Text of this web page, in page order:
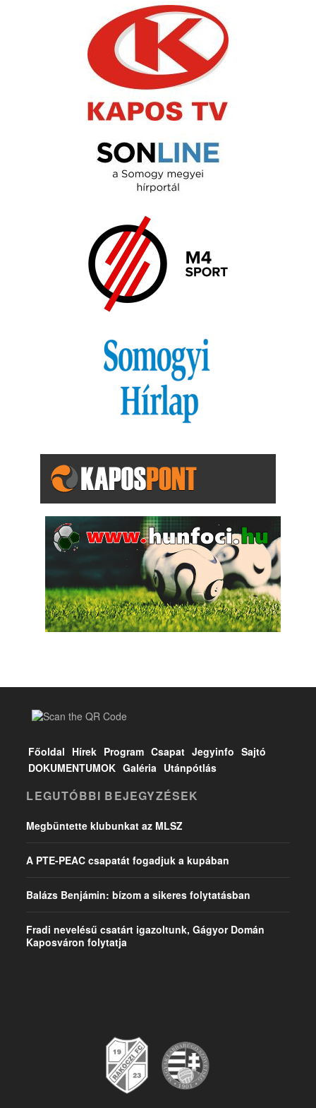
Főoldal Hírek Program Csapat Jegyinfo Sajtó
DOKUMENTUMOK Galéria Utánpótlás
LEGUTÓBBI BEJEGYZÉSEK
Megbüntette klubunkat az MLSZ
A PTE-PEAC csapatát fogadjuk a kupában
Balázs Benjámin: bízom a sikeres folytatásban
Fradi nevelésű csatárt igazoltunk, Gágyor Domán
Kaposváron folytatja